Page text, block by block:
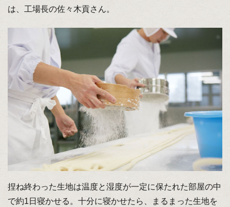
は、工場長の佐々木貢さん。
捏ね終わった生地は温度と湿度が一定に保たれた部屋の中
で約1日寝かせる。十分に寝かせたら、まるまった生地を